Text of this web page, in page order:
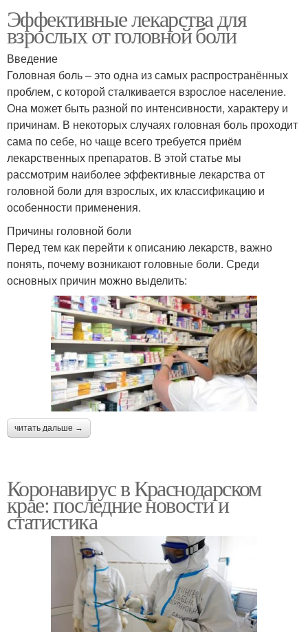
Эффективные лекарства для
взрослых от головной боли
Введение
Головная боль – это одна из самых распространённых
проблем, с которой сталкивается взрослое население.
Она может быть разной по интенсивности, характеру и
причинам. В некоторых случаях головная боль проходит
сама по себе, но чаще всего требуется приём
лекарственных препаратов. В этой статье мы
рассмотрим наиболее эффективные лекарства от
головной боли для взрослых, их классификацию и
особенности применения.
Причины головной боли
Перед тем как перейти к описанию лекарств, важно
понять, почему возникают головные боли. Среди
основных причин можно выделить:
читать дальше →
Коронавирус в Краснодарском
крае: последние новости и
статистика